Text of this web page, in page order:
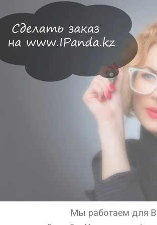
Мы работаем для